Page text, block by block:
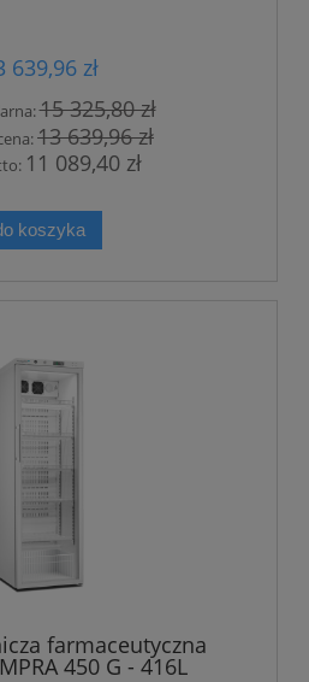
639,96 zł
15 325,80 zł
13 639,96 zł
11 089,40 zł
koszyka
farmaceutyczna
450 G - 416L